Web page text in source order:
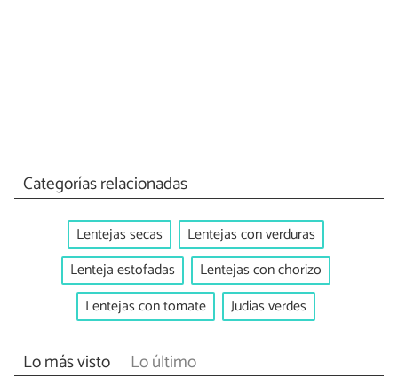
Categorías relacionadas
Lentejas secas
Lentejas con verduras
Lenteja estofadas
Lentejas con chorizo
Lentejas con tomate
Judías verdes
Lo más visto Lo último